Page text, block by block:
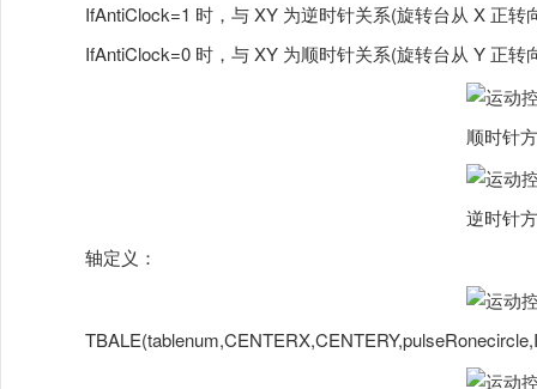
IfAntiClock=1 时，与 XY 为逆时针关系(旋转台从 X 正转
IfAntiClock=0 时，与 XY 为顺时针关系(旋转台从 Y 正转
顺时针
逆时针
轴定义：